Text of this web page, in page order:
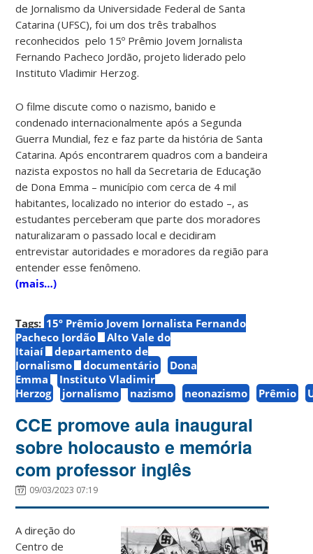
de Jornalismo da Universidade Federal de Santa
Catarina (UFSC), foi um dos três trabalhos
reconhecidos pelo 15º Prêmio Jovem Jornalista
Fernando Pacheco Jordão, projeto liderado pelo
Instituto Vladimir Herzog.
O filme discute como o nazismo, banido e
condenado internacionalmente após a Segunda
Guerra Mundial, fez e faz parte da história de Santa
Catarina. Após encontrarem quadros com a bandeira
nazista expostos no hall da Secretaria de Educação
de Dona Emma – município com cerca de 4 mil
habitantes, localizado no interior do estado –, as
estudantes perceberam que parte dos moradores
naturalizaram o passado local e decidiram
entrevistar autoridades e moradores da região para
entender esse fenômeno.
(mais…)
Tags: 15º Prêmio Jovem Jornalista Fernando
Pacheco Jordão
Alto Vale do
Itajaí
departamento de
Jornalismo
documentário
Dona
Emma
Instituto Vladimir
Herzog
jornalismo nazismo neonazismo Prêmio
CCE promove aula inaugural
sobre holocausto e memória
com professor inglês
09/03/2023 07:19
A direção do
Centro de